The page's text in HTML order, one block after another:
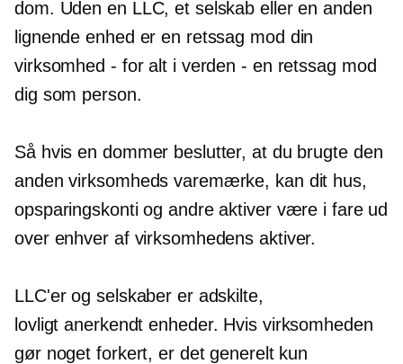
dom. Uden en LLC, et selskab eller en anden
lignende enhed er en retssag mod din
virksomhed - for alt i verden - en retssag mod
dig som person.
Så hvis en dommer beslutter, at du brugte den
anden virksomheds varemærke, kan dit hus,
opsparingskonti og andre aktiver være i fare ud
over enhver af virksomhedens aktiver.
LLC'er og selskaber er adskilte,
lovligt anerkendt enheder. Hvis virksomheden
gør noget forkert, er det generelt kun